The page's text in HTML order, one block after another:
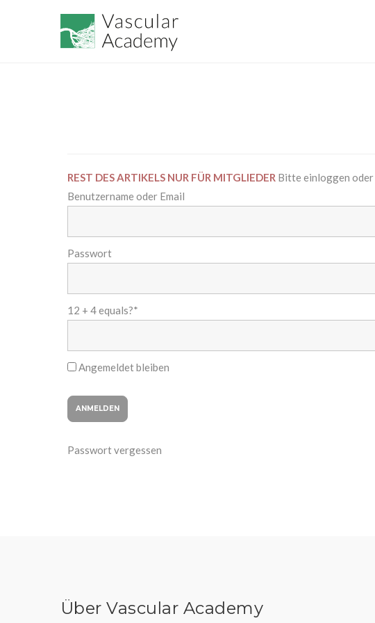
REST DES ARTIKELS NUR FÜR MITGLIEDER Bitte einloggen oder
Benutzername oder Email
Passwort
12 + 4 equals?*
Angemeldet bleiben
Passwort vergessen
Über Vascular Academy